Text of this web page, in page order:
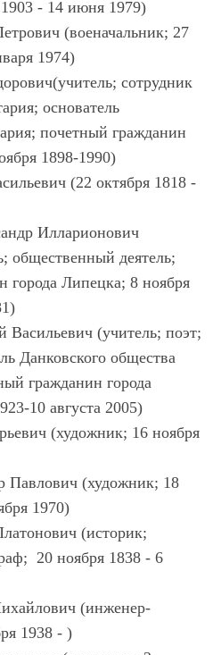
1903 - 14 июня 1979)
(военачальник; 27
1974)
сотрудник
основатель
почетный гражданин
1898-1990)
(22 октября 1818 -
Илларионович
общественный деятель;
города Липецка; 8 ноября
(учитель; поэт;
Данковского общества
гражданин города
10 августа 2005)
(художник; 16 ноября
Павлович (художник; 18
1970)
(историк;
20 ноября 1838 - 6
(инженер-
1938 - )